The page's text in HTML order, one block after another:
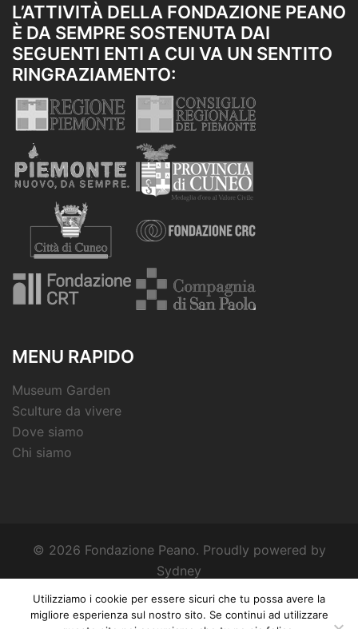
L’ATTIVITÀ DELLA FONDAZIONE PEANO
È DA SEMPRE SOSTENUTA DAI
SEGUENTI ENTI A CUI VA UN SENTITO
RINGRAZIAMENTO:
MENU RAPIDO
Museum Garden
Sculture da vivere
Dove siamo
Chi siamo
© 2026 Fondazione Peano. Proudly powered by
Sydney
Utilizziamo i cookie per essere sicuri che tu possa avere la
migliore esperienza sul nostro sito. Se continui ad utilizzare